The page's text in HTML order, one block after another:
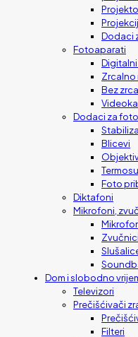
Dodaci
Fotoaparati
Bez
Dodaci za
Blicevi
Foto
Diktafoni
Mikrofoni,
Zvučnici
Dom i slobodno
Televizori
Prečišćivači
Filteri